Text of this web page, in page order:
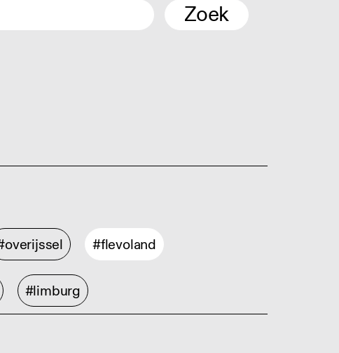
Zoek
#flevoland
#limburg